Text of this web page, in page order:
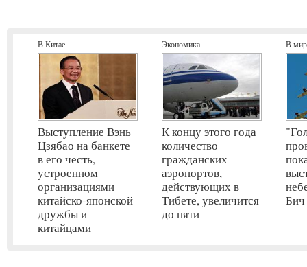
В Китае
Выступление Вэнь
Цзябао на банкете
в его честь,
устроенном
организациями
китайско-японской
дружбы и
китайцами
Экономика
К концу этого года
количество
гражданских
аэропортов,
действующих в
Тибете, увеличится
до пяти
В
Бич